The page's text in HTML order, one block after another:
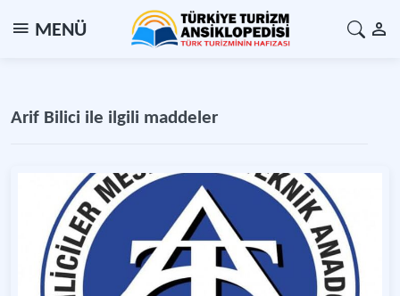
MENÜ
Arif Bilici ile ilgili maddeler